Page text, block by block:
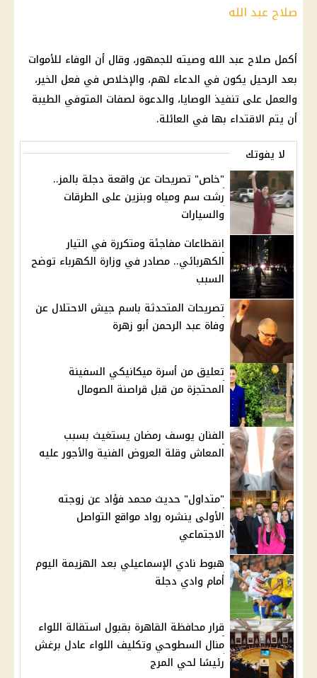
صلاح عبد الله
أكمل صلاح عبد الله وصيته للجمهور، وقال أن الوفاء للأموات
بعد الرحيل يكون في الدعاء لهم، والإخلاص في فعل الخير،
والعمل على تنفيذ الوصايا، والدعوة لصفات المتوفي الطيبة
أن يتم الاقتداء بها في العائلة.
لا يفوتك
"خاص" تصريحات عن واقعة دجلة بالمز..
رشت سم ومياه وبنزين على الطرقات
والسيارات
انقطاعات مفاجئة ومتكررة في التيار
الكهربائي.. مصادر في وزارة الكهرباء توضح
السبب
تصريحات المتحدثة باسم جيش الاحتلال عن
وفاة عبد الرحمن أبو زهرة
تعليق من أسرة ميكانيكي السفينة
المحتجزة من قبل قراصنة الصومال
الفنان يوسف رمضان يستغيث بسبب
المعاش وقلة العروض الفنية والأجور عليه
"متداول" حديث محمد فؤاد عن زوجته
الأولى ينشره رواد مواقع التواصل
الاجتماعي
هبوط نادي الإسماعيلي بعد الهزيمة اليوم
أمام وادي دجلة
قرار محافظة القاهرة بقبول استقالة اللواء
منال السطوحي وتكليف اللواء عادل برغش
رئيسًا لحي المرج